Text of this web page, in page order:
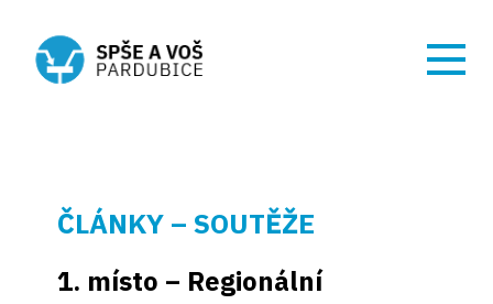
ČLÁNKY – SOUTĚŽE
1. místo – Regionální